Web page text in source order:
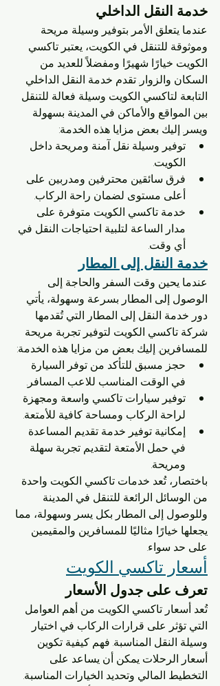
خدمة النقل الداخلي
عندما يتعلق الأمر بتوفير وسيلة مريحة
وموثوقة للتنقل في الكويت، يعتبر تاكسي
الكويت خيارًا شهيرًا ومفضلاً للعديد من
السكان والزوار. تقدم خدمة النقل الداخلي
التابعة لتاكسي الكويت وسيلة فعالة للتنقل
بين المواقع والأماكن في المدينة بسهولة
ويسر. إليك بعض مزايا هذه الخدمة:
توفير وسيلة نقل آمنة ومريحة داخل
الكويت.
فرق سائقين محترفين ومدربين على
أعلى مستوى لضمان راحة الركاب.
خدمة تاكسي الكويت متوفرة على
مدار الساعة لتلبية احتياجات النقل في
أي وقت.
خدمة النقل إلى المطار
عندما يحين وقت السفر والحاجة إلى
الوصول إلى المطار بسرعة وسهولة، يأتي
دور خدمة النقل إلى المطار التي تُقدمها
شركة تاكسي الكويت لتوفير تجربة مريحة
للمسافرين. إليك بعض من مزايا هذه الخدمة:
حجز مسبق للتأكد من توفر السيارة
في الوقت المناسب للاعب المسافر.
توفير سيارات تاكسي واسعة ومجهزة
لراحة الركاب ومساحة كافية للأمتعة.
إمكانية توفير خدمة تقديم المساعدة
في حمل الأمتعة لتقديم تجربة سهلة
ومريحة.
باختصار، تُعد خدمات تاكسي الكويت واحدة
من الوسائل الرائعة للتنقل في المدينة
وللوصول إلى المطار بكل يسر وسهولة، مما
يجعلها خيارًا مثاليًا للمسافرين والمقيمين
على حد سواء.
أسعار تاكسي الكويت
تعرف على جدول الأسعار
تُعد أسعار تاكسي الكويت من أهم العوامل
التي تؤثر على قرارات الركاب في اختيار
وسيلة النقل المناسبة. فهم كيفية تكوين
أسعار الرحلات يمكن أن يساعد على
التخطيط المالي وتحديد الخيارات المناسبة.